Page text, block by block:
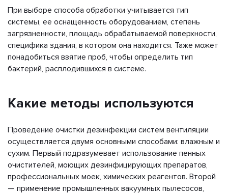
При выборе способа обработки учитывается тип
системы, ее оснащенность оборудованием, степень
загрязненности, площадь обрабатываемой поверхности,
специфика здания, в котором она находится. Таже может
понадобиться взятие проб, чтобы определить тип
бактерий, расплодившихся в системе.
Какие методы используются
Проведение очистки дезинфекции систем вентиляции
осуществляется двумя основными способами: влажным и
сухим. Первый подразумевает использование пенных
очистителей, моющих дезинфицирующих препаратов,
профессиональных моек, химических реагентов. Второй
— применение промышленных вакуумных пылесосов,